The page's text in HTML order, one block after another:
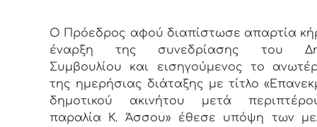
Ο Πρόεδρος αφού διαπίστωσε απαρτία
έναρξη της συνεδρίασης του
Συμβουλίου και εισηγούμενος το
της ημερήσιας διάταξης με τίτλο
δημοτικού ακινήτου μετά
παραλία Κ. Άσσου» έθεσε υπόψη των